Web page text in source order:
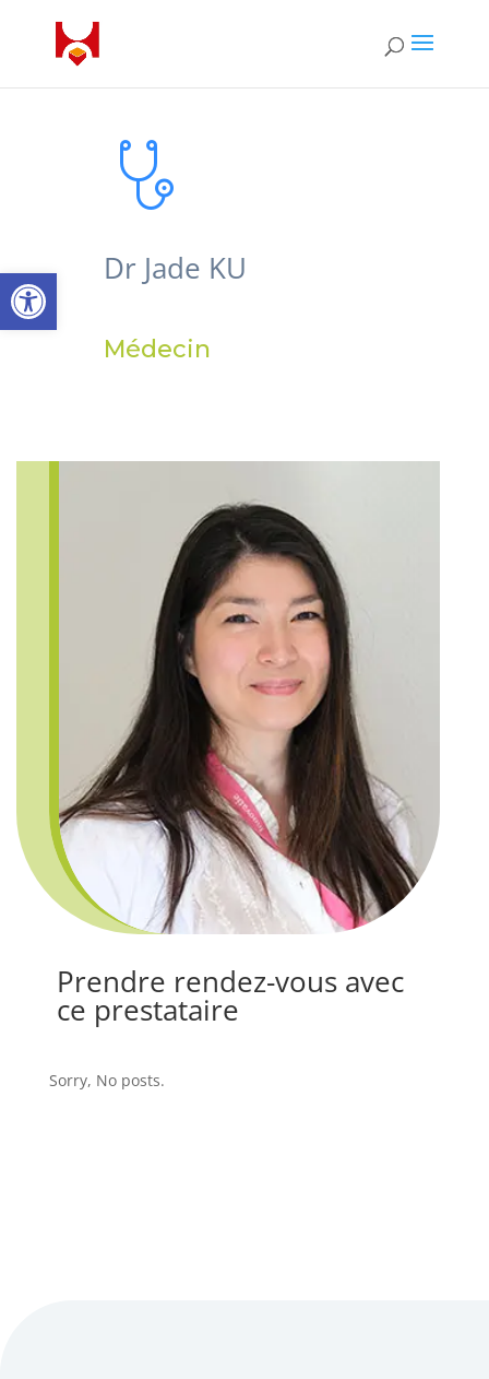
Open toolbarDr Jade KU
Médecin
Prendre rendez-vous avec
ce prestataire
Sorry, No posts.